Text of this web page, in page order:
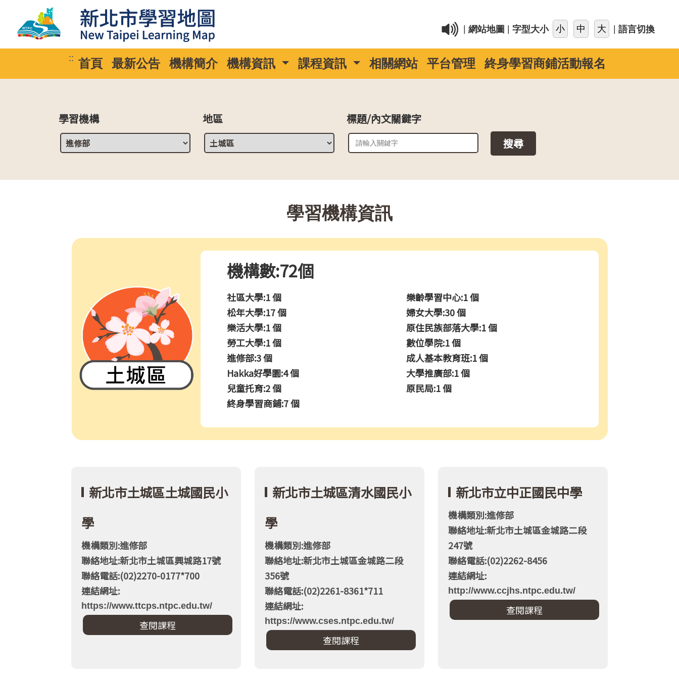
網站地圖 字型大小 語言切換
:: 首頁 最新公告 機構簡介 機構資訊 課程資訊 相關網站 平台管理 終身學習商鋪活動報名
學習機構 地區 標題/內文關鍵字
學習機構資訊
機構數:72個
社區大學:1 個
樂齡學習中心:1 個
松年大學:17 個
婦女大學:30 個
樂活大學:1 個
原住民族部落大學:1 個
勞工大學:1 個
數位學院:1 個
進修部:3 個
成人基本教育班:1 個
Hakka好學園:4 個
大學推廣部:1 個
兒童托育:2 個
原民局:1 個
終身學習商鋪:7 個
新北市土城區土城國民小
學
機構類別:進修部
聯絡地址:新北市土城區興城路17號
聯絡電話:(02)2270-0177*700
連結網址:
https://www.ttcps.ntpc.edu.tw/
新北市土城區清水國民小
學
機構類別:進修部
聯絡地址:新北市土城區金城路二段
356號
聯絡電話:(02)2261-8361*711
連結網址:
https://www.cses.ntpc.edu.tw/
新北市立中正國民中學
機構類別:進修部
聯絡地址:新北市土城區金城路二段
247號
聯絡電話:(02)2262-8456
連結網址:
http://www.ccjhs.ntpc.edu.tw/